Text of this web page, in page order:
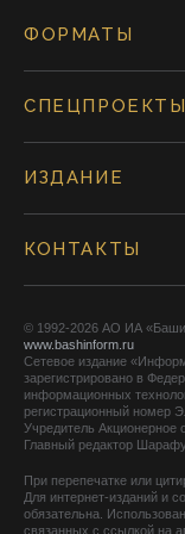
ФОРМАТЫ
СПЕЦПРОЕКТЫ
ИЗДАНИЕ
КОНТАКТЫ
© 1992-2026 АО ИА
www.bashinform.ru
Сетевое издание
зарегистрировано в
информационных
регистрационный номер
Учредитель
Главный редактор
При перепечатке или
Для интернет-изданий и
обязательна.
связанных с ссылкой на